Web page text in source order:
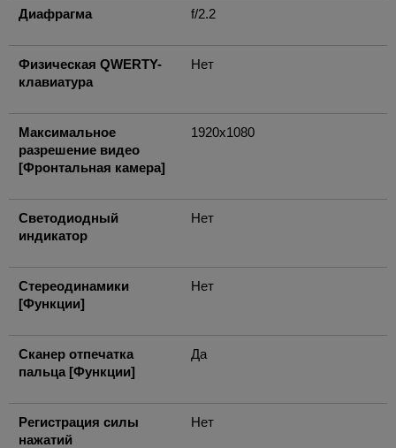
Диафрагма f/2.2
Физическая QWERTY-
клавиатура
Нет
Максимальное
разрешение видео
[Фронтальная камера]
1920x1080
Светодиодный
индикатор
Нет
Стереодинамики
[Функции]
Нет
Сканер отпечатка
пальца [Функции]
Да
Регистрация силы
нажатий
Нет